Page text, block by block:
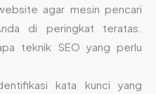
agar mesin pencari
di peringkat teratas.
teknik SEO yang perlu
kata kunci yang